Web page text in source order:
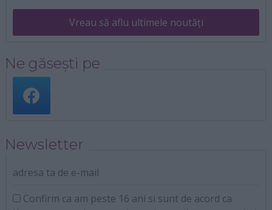
Vreau să aflu ultimele noutăți
Ne găsești pe
Newsletter
adresa ta de e-mail
Confirm ca am peste 16 ani si sunt de acord ca